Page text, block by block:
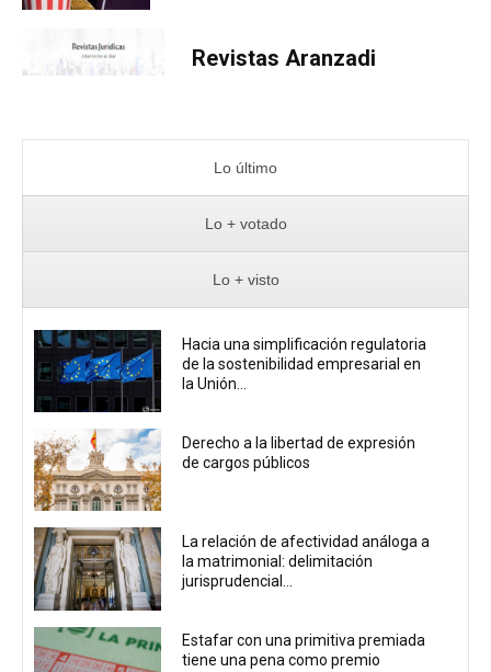
Revistas Aranzadi
Lo último
Lo + votado
Lo + visto
Hacia una simplificación regulatoria
de la sostenibilidad empresarial en
la Unión...
Derecho a la libertad de expresión
de cargos públicos
La relación de afectividad análoga a
la matrimonial: delimitación
jurisprudencial...
Estafar con una primitiva premiada
tiene una pena como premio